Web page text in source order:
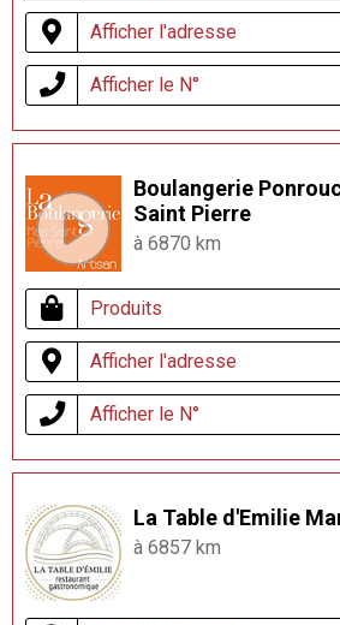
Afficher l'adresse
Afficher le N°
Boulangerie
Saint Pierre
à 6870 km
Produits
Afficher l'adresse
Afficher le N°
La Table d'Emilie
à 6857 km